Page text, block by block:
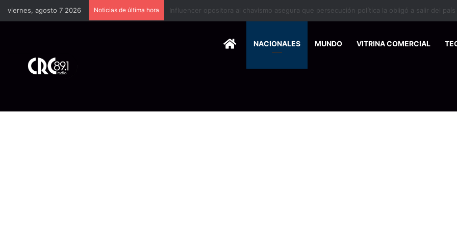
viernes, agosto 7 2026 Noticias de última hora Industria plástica se suma a la economía circular
HOMENACIONALES MUNDO VITRINA COMERCIAL